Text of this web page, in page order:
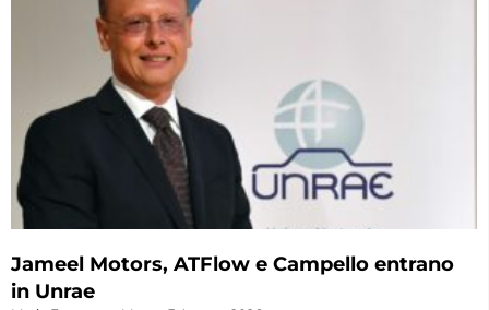
Jameel Motors, ATFlow e Campello entrano
in Unrae